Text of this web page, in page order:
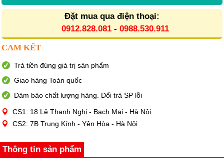
Đặt mua qua điện thoại:
0912.828.081 - 0988.530.911
CAM KẾT
Trả tiền đúng giá trị sản phẩm
Giao hàng Toàn quốc
Đảm bảo chất lượng hàng. Đổi trả SP lỗi
CS1: 18 Lê Thanh Nghị - Bạch Mai - Hà Nội
CS2: 7B Trung Kính - Yên Hòa - Hà Nội
Thông tin sản phẩm